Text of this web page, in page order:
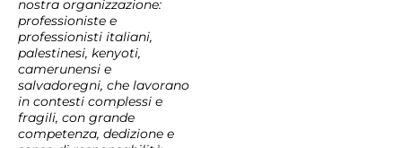
nostra organizzazione:
professioniste e
professionisti italiani,
palestinesi, kenyoti,
camerunensi e
salvadoregni, che lavorano
in contesti complessi e
fragili, con grande
competenza, dedizione e